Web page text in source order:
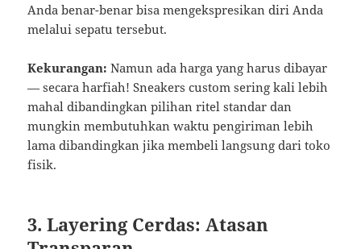
Anda benar-benar bisa mengekspresikan diri Anda
melalui sepatu tersebut.
Kekurangan: Namun ada harga yang harus dibayar
— secara harfiah! Sneakers custom sering kali lebih
mahal dibandingkan pilihan ritel standar dan
mungkin membutuhkan waktu pengiriman lebih
lama dibandingkan jika membeli langsung dari toko
fisik.
3. Layering Cerdas: Atasan